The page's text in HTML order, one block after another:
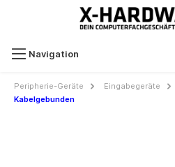
Navigation
Peripherie-Geräte Eingabegeräte
Kabelgebunden